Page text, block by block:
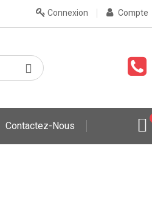
Compte
Connexion
Contactez-Nous